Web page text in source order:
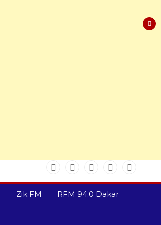
Zik FM RFM 94.0 Dakar